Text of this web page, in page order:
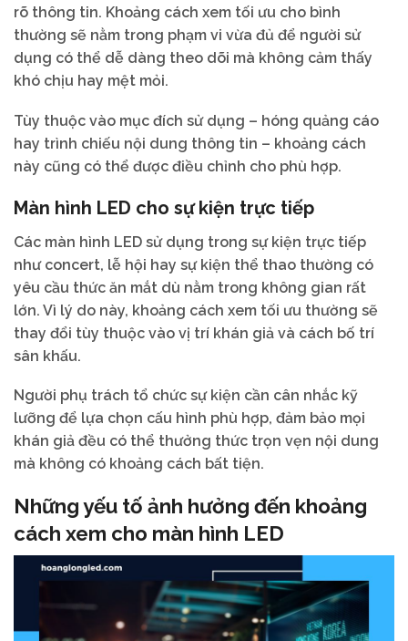
rõ thông tin. Khoảng cách xem tối ưu cho bình
thường sẽ nằm trong phạm vi vừa đủ để người sử
dụng có thể dễ dàng theo dõi mà không cảm thấy
khó chịu hay mệt mỏi.
Tùy thuộc vào mục đích sử dụng – hóng quảng cáo
hay trình chiếu nội dung thông tin – khoảng cách
này cũng có thể được điều chỉnh cho phù hợp.
Màn hình LED cho sự kiện trực tiếp
Các màn hình LED sử dụng trong sự kiện trực tiếp
như concert, lễ hội hay sự kiện thể thao thường có
yêu cầu thức ăn mắt dù nằm trong không gian rất
lớn. Vì lý do này, khoảng cách xem tối ưu thường sẽ
thay đổi tùy thuộc vào vị trí khán giả và cách bố trí
sân khấu.
Người phụ trách tổ chức sự kiện cần cân nhắc kỹ
lưỡng để lựa chọn cấu hình phù hợp, đảm bảo mọi
khán giả đều có thể thưởng thức trọn vẹn nội dung
mà không có khoảng cách bất tiện.
Những yếu tố ảnh hưởng đến khoảng
cách xem cho màn hình LED